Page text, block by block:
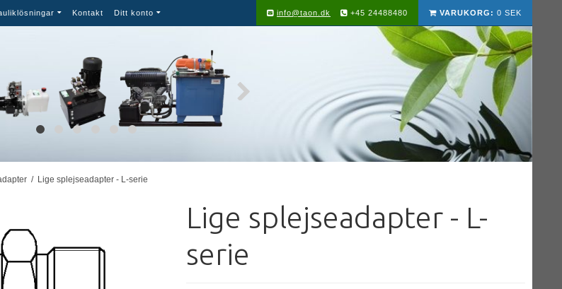
Kontakt Ditt konto VARUKORG: 0 SEK
info@taon.dk +45 24488480
/ Lige splejseadapter - L-serie
Lige splejseadapter - L-
serie